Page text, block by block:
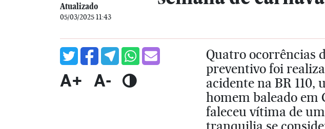
Atualizado
05/03/2025 11:43
A+ A-
Quatro ocorrências
preventivo foi
acidente na BR 110,
homem baleado em
faleceu vítima de